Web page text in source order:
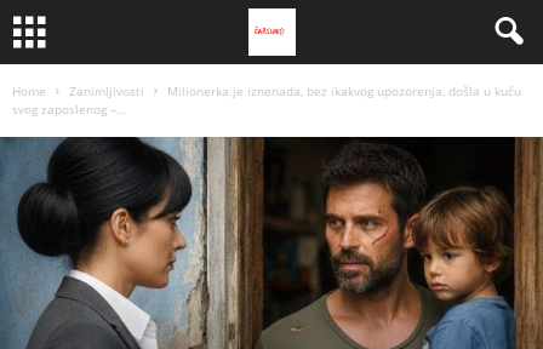
Home Zanimljivosti
Milionerka je iznenada, bez ikakvog upozorenja, došla u kuću
svog zaposlenog –...